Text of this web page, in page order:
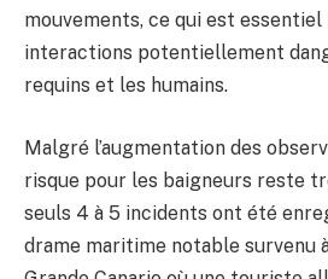
mouvements, ce qui est
interactions potentiellement
requins et les humains.
Malgré l’augmentation des
risque pour les baigneurs reste
seuls 4 à 5 incidents ont été
drame maritime notable survenu